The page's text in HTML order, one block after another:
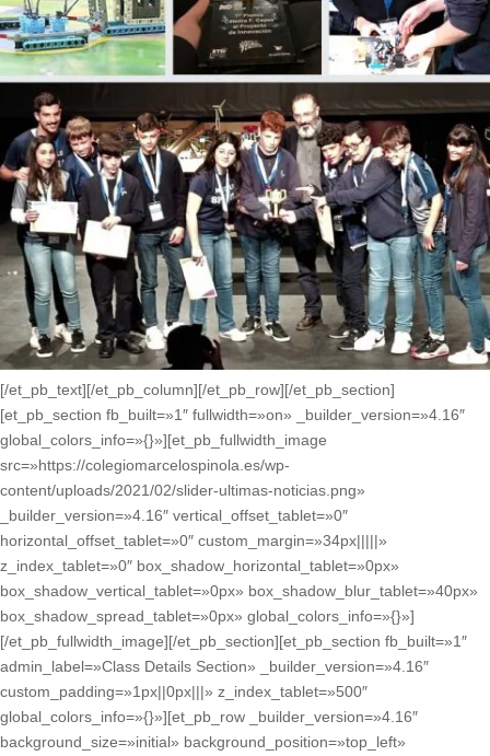
[/et_pb_text][/et_pb_column][/et_pb_row][/et_pb_section]
[et_pb_section fb_built=»1″ fullwidth=»on» _builder_version=»4.16″
global_colors_info=»{}»][et_pb_fullwidth_image
src=»https://colegiomarcelospinola.es/wp-
content/uploads/2021/02/slider-ultimas-noticias.png»
_builder_version=»4.16″ vertical_offset_tablet=»0″
horizontal_offset_tablet=»0″ custom_margin=»34px|||||»
z_index_tablet=»0″ box_shadow_horizontal_tablet=»0px»
box_shadow_vertical_tablet=»0px» box_shadow_blur_tablet=»40px»
box_shadow_spread_tablet=»0px» global_colors_info=»{}»]
[/et_pb_fullwidth_image][/et_pb_section][et_pb_section fb_built=»1″
admin_label=»Class Details Section» _builder_version=»4.16″
custom_padding=»1px||0px|||» z_index_tablet=»500″
global_colors_info=»{}»][et_pb_row _builder_version=»4.16″
background_size=»initial» background_position=»top_left»